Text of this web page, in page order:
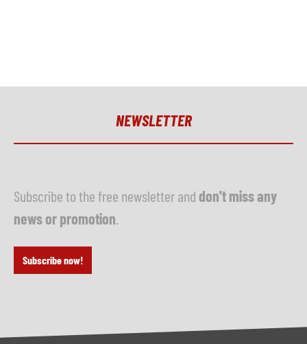
NEWSLETTER
Subscribe to the free newsletter and don't miss any
news or promotion
Subscribe now!